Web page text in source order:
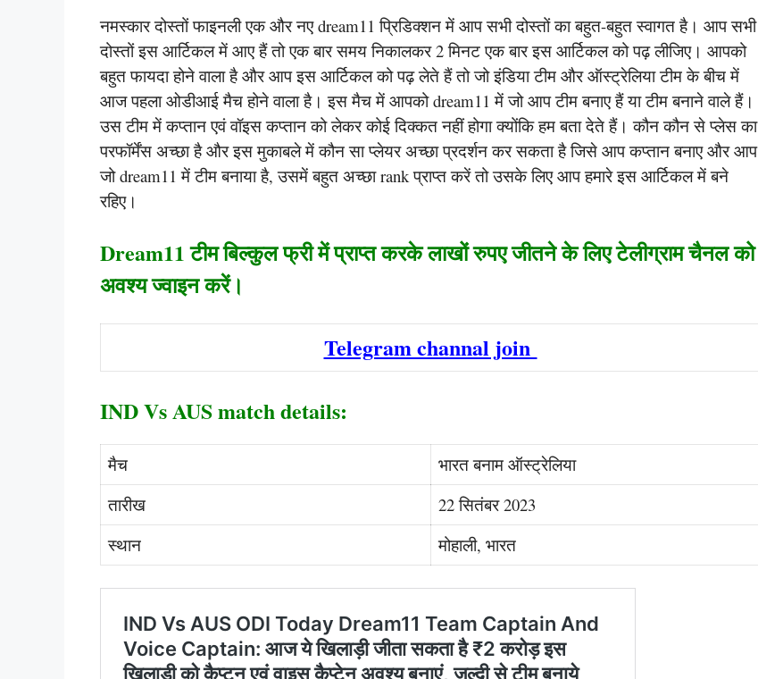
नमस्कार दोस्तों फाइनली एक और नए dream11 प्रिडिक्शन में आप सभी दोस्तों का बहुत-बहुत स्वागत है। आप सभी
दोस्तों इस आर्टिकल में आए हैं तो एक बार समय निकालकर 2 मिनट एक बार इस आर्टिकल को पढ़ लीजिए। आपको
बहुत फायदा होने वाला है और आप इस आर्टिकल को पढ़ लेते हैं तो जो इंडिया टीम और ऑस्ट्रेलिया टीम के बीच में
आज पहला ओडीआई मैच होने वाला है। इस मैच में आपको dream11 में जो आप टीम बनाए हैं या टीम बनाने वाले हैं।
उस टीम में कप्तान एवं वॉइस कप्तान को लेकर कोई दिक्कत नहीं होगा क्योंकि हम बता देते हैं। कौन कौन से प्लेस का
परफॉर्मेंस अच्छा है और इस मुकाबले में कौन सा प्लेयर अच्छा प्रदर्शन कर सकता है जिसे आप कप्तान बनाए और आप
जो dream11 में टीम बनाया है, उसमें बहुत अच्छा rank प्राप्त करें तो उसके लिए आप हमारे इस आर्टिकल में बने
रहिए।
Dream11 टीम बिल्कुल फ्री में प्राप्त करके लाखों रुपए जीतने के लिए टेलीग्राम चैनल को
अवश्य ज्वाइन करें।
Telegram channal join
IND Vs AUS match details:
मैच
भारत बनाम ऑस्ट्रेलिया
तारीख
22 सितंबर 2023
स्थान
मोहाली, भारत